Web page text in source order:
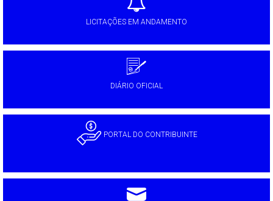
LICITAÇÕES EM ANDAMENTO
DIÁRIO OFICIAL
PORTAL DO CONTRIBUINTE